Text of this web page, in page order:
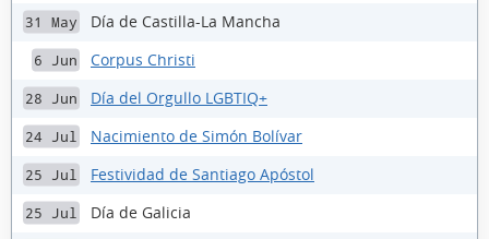
31 May Día de Castilla-La Mancha
6 Jun Corpus Christi
28 Jun Día del Orgullo LGBTIQ+
24 Jul Nacimiento de Simón Bolívar
25 Jul Festividad de Santiago Apóstol
25 Jul Día de Galicia